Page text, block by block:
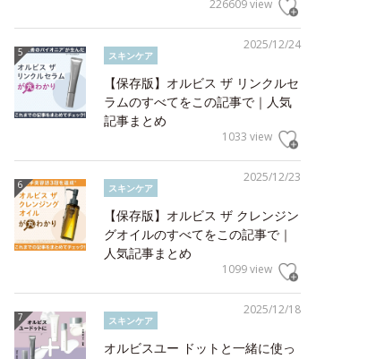
226609 view
2025/12/24
スキンケア
【保存版】オルビス ザ リンクルセ
ラムのすべてをこの記事で｜人気
記事まとめ
1033 view
2025/12/23
スキンケア
【保存版】オルビス ザ クレンジン
グオイルのすべてをこの記事で｜
人気記事まとめ
1099 view
2025/12/18
スキンケア
オルビスユー ドットと一緒に使っ